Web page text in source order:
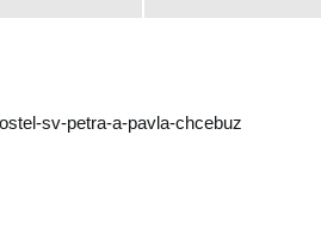
sv-petra-a-pavla-chcebuz